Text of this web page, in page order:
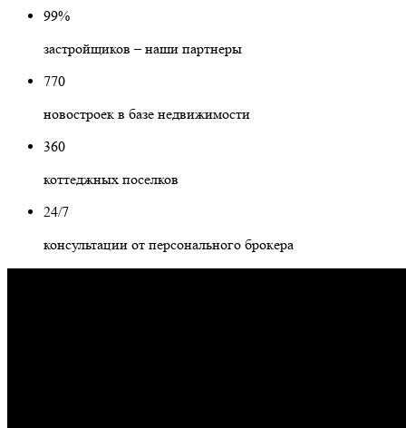
99%
застройщиков – наши партнеры
770
новостроек в базе недвижимости
360
коттеджных поселков
24/7
консультации от персонального брокера